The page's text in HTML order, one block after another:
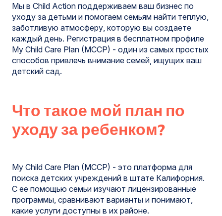
Мы в Child Action поддерживаем ваш бизнес по
уходу за детьми и помогаем семьям найти теплую,
заботливую атмосферу, которую вы создаете
каждый день. Регистрация в бесплатном профиле
My Child Care Plan (MCCP) - один из самых простых
способов привлечь внимание семей, ищущих ваш
детский сад.
Что такое мой план по
уходу за ребенком?
My Child Care Plan (MCCP) - это платформа для
поиска детских учреждений в штате Калифорния.
С ее помощью семьи изучают лицензированные
программы, сравнивают варианты и понимают,
какие услуги доступны в их районе.